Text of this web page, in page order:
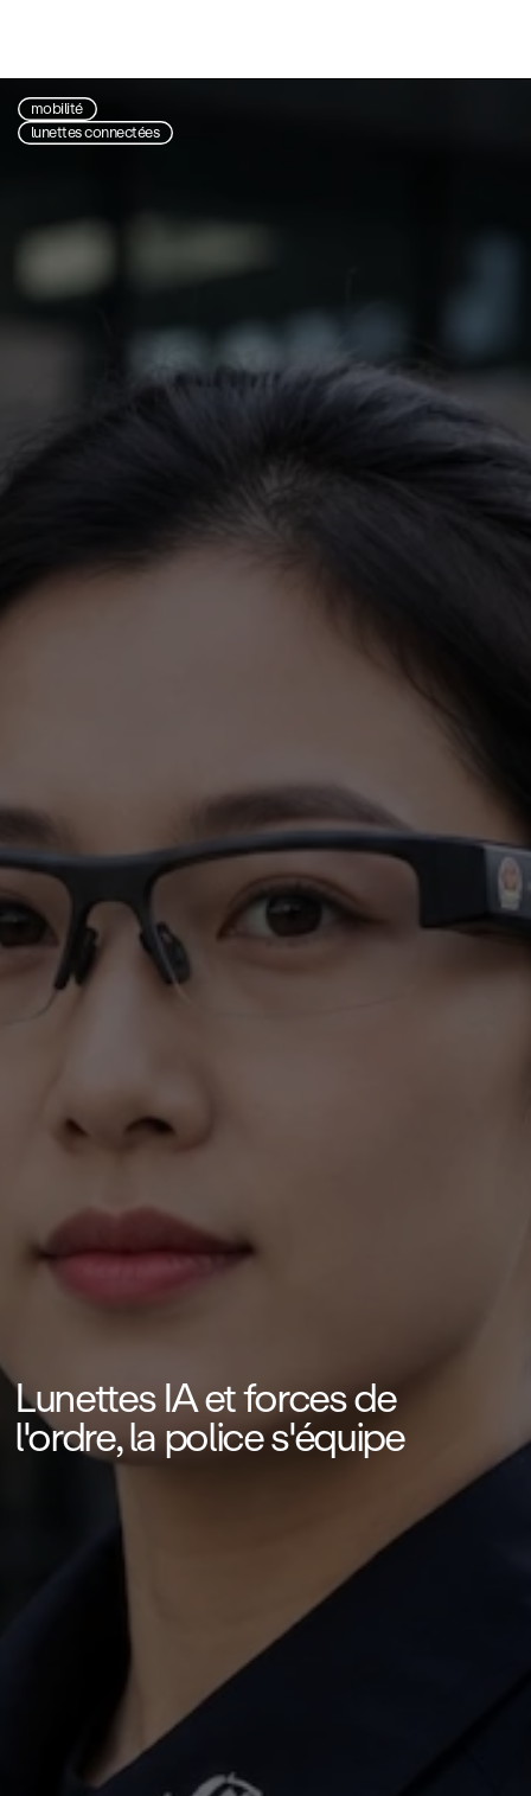
mobilité
lunettes connectées
Lunettes IA et forces de
l'ordre, la police s'équipe